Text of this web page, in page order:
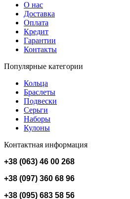
О нас
Доставка
Оплата
Кредит
Гарантии
Контакты
Популярные категории
Кольца
Браслеты
Подвески
Серьги
Наборы
Кулоны
Контактная информация
+38 (063) 46 00 268
+38 (097) 360 68 96
+38 (095) 683 58 56